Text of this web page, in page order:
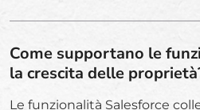
Come supportano le
la crescita delle
Le funzionalità Salesforce